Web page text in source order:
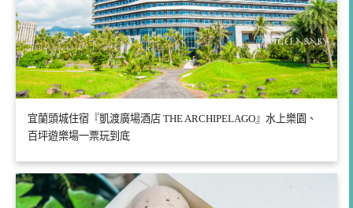
宜蘭頭城住宿『凱渡廣場酒店 THE ARCHIPELAGO』水上樂園、
百坪遊樂場一票玩到底